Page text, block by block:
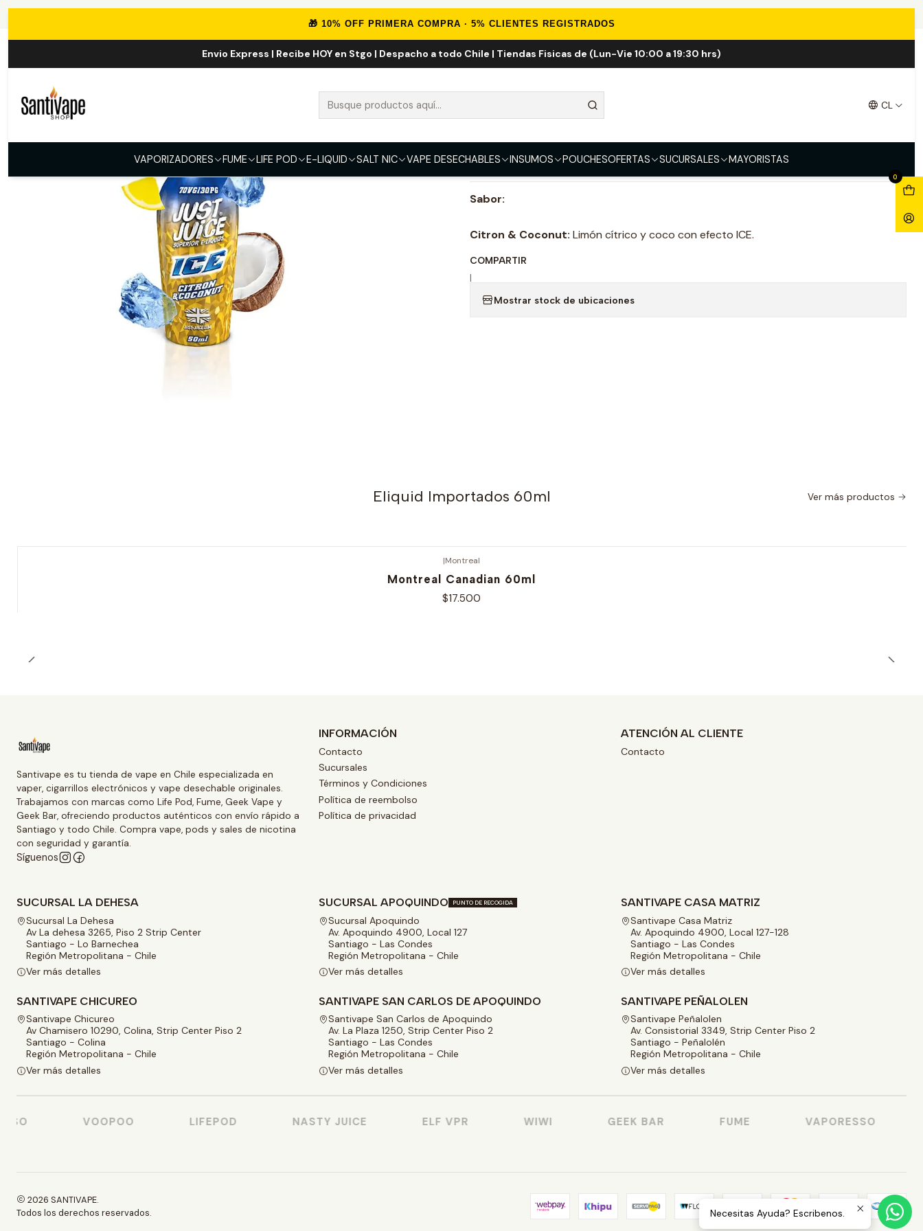
🎁 10% OFF PRIMERA COMPRA · 5% CLIENTES REGISTRADOS
Envio Express | Recibe HOY en Stgo | Despacho a todo Chile | Tiendas Fisicas de (Lun-Vie 10:00 a 19:30 hrs)
CL
VAPORIZADORES FUME LIFE POD E-LIQUID SALT NIC VAPE DESECHABLES INSUMOS POUCHESOFERTAS SUCURSALES MAYORISTAS
0
Citron & Coconut 60ml
3mg 6mg
Sabor:
Citron & Coconut: Limón cítrico y coco con efecto ICE.
COMPARTIR
|
Mostrar stock de ubicaciones
Eliquid Importados 60ml Ver más productos
|Montreal
Montreal Canadian 60ml
$17.500
Santivape es tu tienda de vape en Chile especializada en
vaper, cigarrillos electrónicos y vape desechable originales.
Trabajamos con marcas como Life Pod, Fume, Geek Vape y
Geek Bar, ofreciendo productos auténticos con envío rápido a
Santiago y todo Chile. Compra vape, pods y sales de nicotina
con seguridad y garantía.
Síguenos
INFORMACIÓN
Contacto
Sucursales
Términos y Condiciones
Política de reembolso
Política de privacidad
ATENCIÓN AL CLIENTE
Contacto
SUCURSAL LA DEHESA
Sucursal La Dehesa
Av La dehesa 3265, Piso 2 Strip Center
Santiago - Lo Barnechea
Región Metropolitana - Chile
Ver más detalles
SUCURSAL APOQUINDO PUNTO DE RECOGIDA
Sucursal Apoquindo
Av. Apoquindo 4900, Local 127
Santiago - Las Condes
Región Metropolitana - Chile
Ver más detalles
SANTIVAPE CASA MATRIZ
Santivape Casa Matriz
Av. Apoquindo 4900, Local 127-128
Santiago - Las Condes
Región Metropolitana - Chile
Ver más detalles
SANTIVAPE CHICUREO
Santivape Chicureo
Av Chamisero 10290, Colina, Strip Center Piso 2
Santiago - Colina
Región Metropolitana - Chile
Ver más detalles
SANTIVAPE SAN CARLOS DE APOQUINDO
Santivape San Carlos de Apoquindo
Av. La Plaza 1250, Strip Center Piso 2
Santiago - Las Condes
Región Metropolitana - Chile
Ver más detalles
SANTIVAPE PEÑALOLEN
Santivape Peñalolen
Av. Consistorial 3349, Strip Center Piso 2
Santiago - Peñalolén
Región Metropolitana - Chile
Ver más detalles
VOOPOO LIFEPOD NASTY JUICE ELF VPR WIWI GEEK BAR FUME VAPORESSO
2026 SANTIVAPE.
Todos los derechos reservados.
Necesitas Ayuda? Escribenos.